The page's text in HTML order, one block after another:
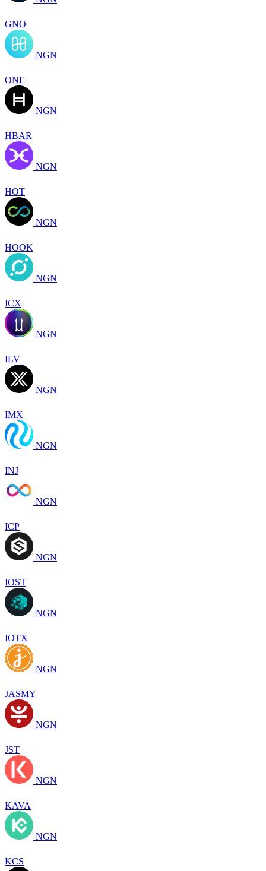
GNO
NGN
ONE
NGN
HBAR
NGN
HOT
NGN
HOOK
NGN
ICX
NGN
ILV
NGN
IMX
NGN
INJ
NGN
ICP
NGN
IOST
NGN
IOTX
NGN
JASMY
NGN
JST
NGN
KAVA
NGN
KCS